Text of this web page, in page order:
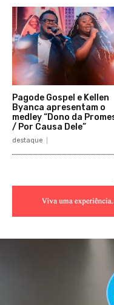
Pagode Gospel e Kellen
Byanca apresentam o
medley “Dono da
/ Por Causa Dele”
destaque